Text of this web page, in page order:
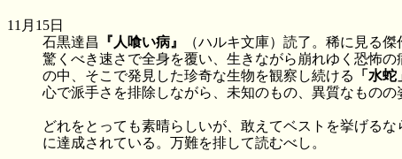
11月15日
石黒達昌
『人喰い病』 （ハルキ文庫）読了。稀に見る
驚くべき速さで全身を覆い、生きながら崩れゆく恐怖
の中、そこで発見した珍奇な生物を観察し続ける
「水蛇
心で派手さを排除しながら、未知のもの、異質なもの
どれをとっても素晴らしいが、敢えてベストを挙げる
に達成されている。万難を排して読むべし。